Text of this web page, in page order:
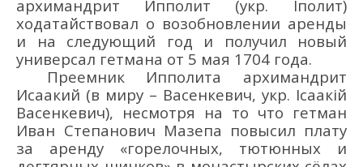
архимандрит Ипполит (укр. Іполит)
ходатайствовал о возобновлении аренды
и на следующий год и получил новый
универсал гетмана от 5 мая 1704 года.
Преемник Ипполита архимандрит
Исаакий (в миру – Васенкевич, укр. Ісаакій
Васенкевич), несмотря на то что гетман
Иван Степанович Мазепа повысил плату
за аренду «горелочных, тютюнных и